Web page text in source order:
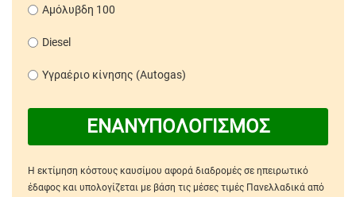
Αμόλυβδη 100
Diesel
Υγραέριο κίνησης (Autogas)
ΕΝΑΝΥΠΟΛΟΓΙΣΜΟΣ
Η εκτίμηση κόστους καυσίμου αφορά διαδρομές σε ηπειρωτικό
έδαφος και υπολογίζεται με βάση τις μέσες τιμές Πανελλαδικά από